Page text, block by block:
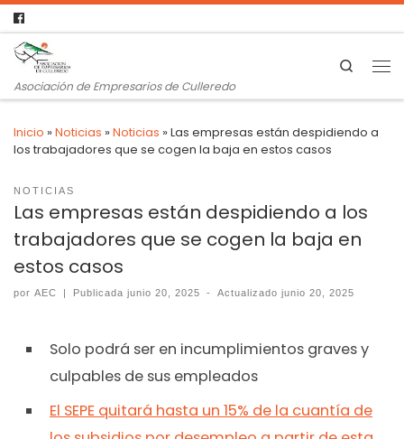
Asociación de Empresarios de Culleredo
Search
Inicio »Noticias »Noticias »Las empresas están despidiendo a
los trabajadores que se cogen la baja en estos casos
NOTICIAS
Las empresas están despidiendo a los
trabajadores que se cogen la baja en
estos casos
por AEC | Publicadajunio 20, 2025 - Actualizadojunio 20, 2025
Solo podrá ser en incumplimientos graves y
culpables de sus empleados
El SEPE quitará hasta un 15% de la cuantía de